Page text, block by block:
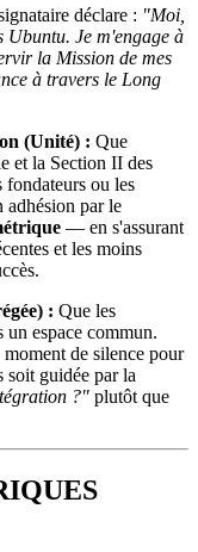
déclare : "Moi,
Je m'engage à
la Mission de mes
à travers le Long
(Unité) : Que
et la Section II des
fondateurs ou les
adhésion par le
— en s'assurant
et les moins
: Que les
espace commun.
de silence pour
soit guidée par la
?" plutôt que